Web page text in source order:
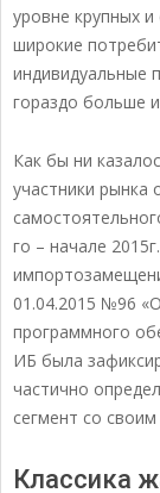
уровне крупных
широкие
индивидуальные
гораздо больше
Как бы ни
участники рынка
го – начале
01.04.2015 №96
программного
ИБ была
частично
сегмент со
Классика